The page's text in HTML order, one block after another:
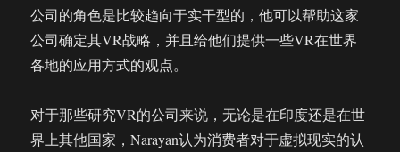
公司的角色是比较趋向于实干型的，他可以帮助这家
公司确定其VR战略，并且给他们提供一些VR在世界
各地的应用方式的观点。
对于那些研究VR的公司来说，无论是在印度还是在世
界上其他国家，Narayan认为消费者对于虚拟现实的认